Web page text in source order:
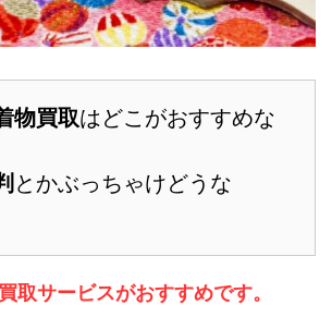
物買取はどこがおすすめな
とかぶっちゃけどうな
取サービスがおすすめです。